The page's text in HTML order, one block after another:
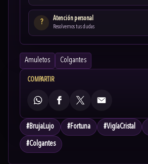
? Atención personal
Resolvemos tus dudas
Amuletos Colgantes
COMPARTIR
WhatsAppFacebook
X Email
#BrujaLujo #Fortuna #VigíaCristal
#Colgantes